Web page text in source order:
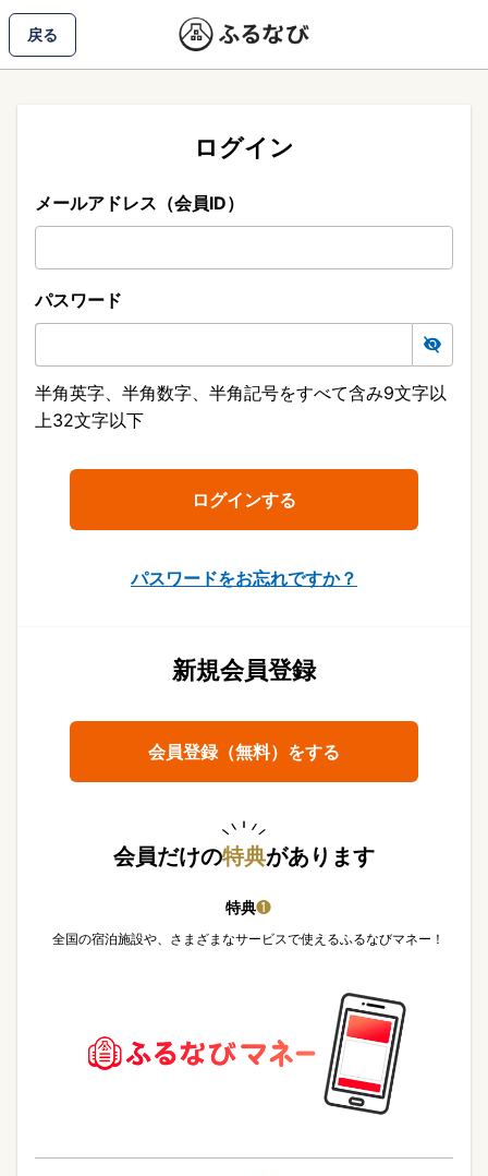
戻る
ログイン
メールアドレス（会員ID）
パスワード
半角英字、半角数字、半角記号をすべて含み9文字以
上32文字以下
パスワードをお忘れですか？
新規会員登録
会員登録（無料）をする
会員だけの特典があります
特典❶
全国の宿泊施設や、さまざまなサービスで使えるふるなびマネー！